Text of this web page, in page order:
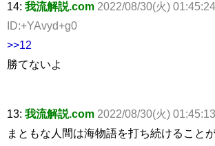
14: 我流解説.com 2022/08/30(火)
ID:+YAvyd+g0
>>12
勝てないよ
13: 我流解説.com 2022/08/30(火)
まともな人間は海物語を打ち続けること